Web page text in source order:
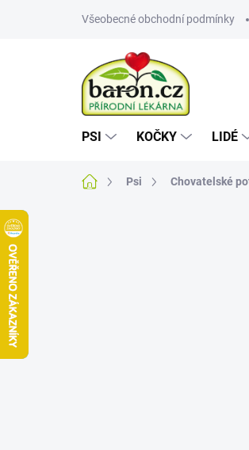
Všeobecné obchodní podmínky
PSI KOČKY LIDÉ
Domů Psi Chovatelské